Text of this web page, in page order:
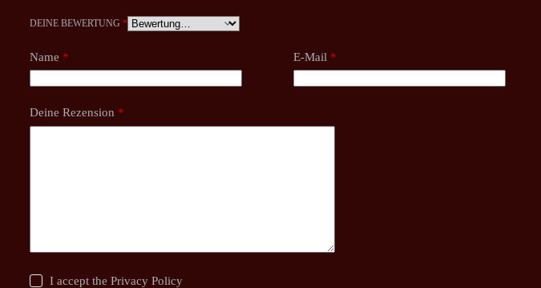
DEINE BEWERTUNG *
Name * E-Mail *
Deine Rezension *
I accept the Privacy Policy